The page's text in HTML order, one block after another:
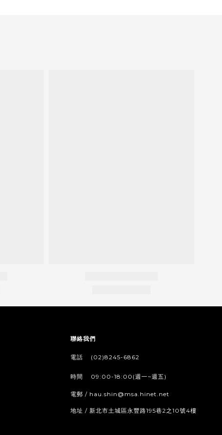
聯絡我們
電話 (02)8245-6862
時間 09:00-18:00(週一~週五)
電郵 / hau.shin@msa.hinet.net
地址 / 新北市土城區永豐路195巷2之10號4樓